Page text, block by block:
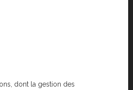
dont la gestion des